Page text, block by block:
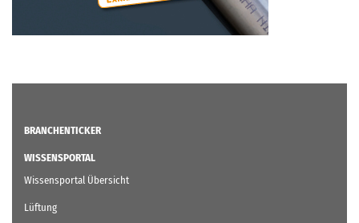
BRANCHENTICKER
WISSENSPORTAL
Wissensportal Übersicht
Lüftung